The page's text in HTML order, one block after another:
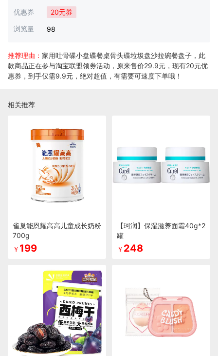
优惠券
20元券
浏览量
98
推荐理由： 家用吐骨碟小盘碟餐桌骨头碟垃圾盘沙拉碗餐盘子，此
款商品正在参与淘宝联盟领券活动，原来售价29.9元，现有20元优
惠券，到手仅需9.9元，绝对超值，有需要可速度下单哦！
相关推荐
雀巢能恩耀高高儿童成长奶粉
700g
￥ 199
【珂润】保湿滋养面霜40g*2
罐
￥ 248